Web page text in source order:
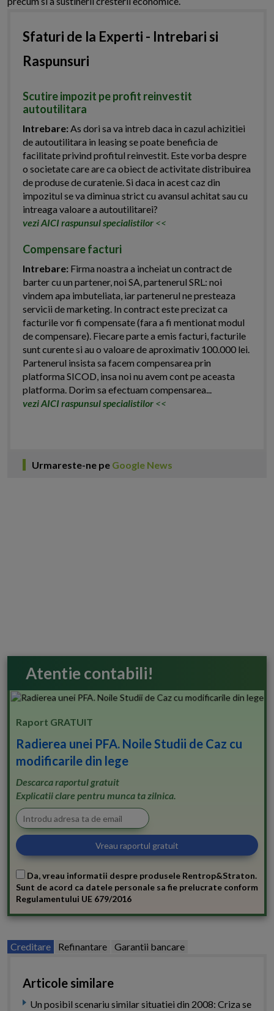
Sfaturi de la Experti - Intrebari si
Raspunsuri
Scutire impozit pe profit reinvestit
autoutilitara
Intrebare:As dori sa va intreb daca in cazul achizitiei
de autoutilitara in leasing se poate beneficia de
facilitate privind profitul reinvestit. Este vorba despre
o societate care are ca obiect de activitate distribuirea
de produse de curatenie. Si daca in acest caz din
impozitul se va diminua strict cu avansul achitat sau cu
intreaga valoare a autoutilitarei?
vezi AICI raspunsul specialistilor <<
Compensare facturi
Intrebare: Firma noastra a incheiat un contract de
barter cu un partener, noi SA, partenerul SRL: noi
vindem apa imbuteliata, iar partenerul ne presteaza
servicii de marketing. In contract este precizat ca
facturile vor fi compensate (fara a fi mentionat modul
de compensare). Fiecare parte a emis facturi, facturile
sunt curente si au o valoare de aproximativ 100.000 lei.
Partenerul insista sa facem compensarea prin
platforma SICOD, insa noi nu avem cont pe aceasta
platforma. Dorim sa efectuam compensarea...
vezi AICI raspunsul specialistilor <<
Urmareste-ne pe Google News
Atentie contabili!
Raport GRATUIT
Radierea unei PFA. Noile Studii de Caz cu
modificarile din lege
Descarca raportul gratuit
Explicatii clare pentru munca ta zilnica.
Da, vreau informatii despre produsele Rentrop&Straton.
Sunt de acord ca datele personale sa fie prelucrate conform
Regulamentului UE 679/2016
Creditare Refinantare Garantii bancare
Articole similare
Un posibil scenariu similar situatiei din 2008: Criza se